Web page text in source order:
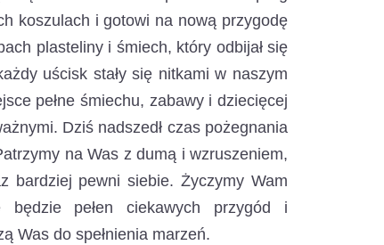
koszulach i gotowi na nową przygodę
plasteliny i śmiech, który odbijał się
uścisk stały się nitkami w naszym
pełne śmiechu, zabawy i dziecięcej
Dziś nadszedł czas pożegnania
na Was z dumą i wzruszeniem,
bardziej pewni siebie. Życzymy Wam
pełen ciekawych przygód i
Was do spełnienia marzeń.